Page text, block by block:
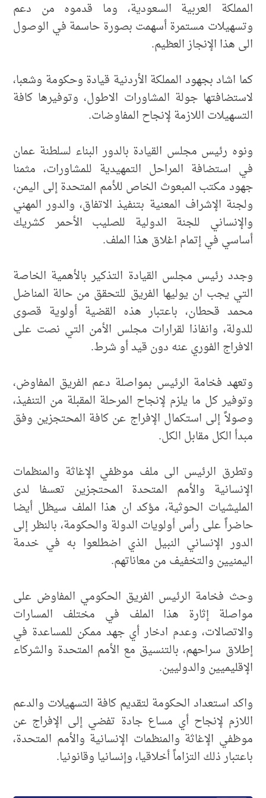
المملكة العربية السعودية، وما قدموه من دعم
وتسهيلات مستمرة أسهمت بصورة حاسمة في الوصول
الى هذا الإنجاز العظيم.
كما اشاد بجهود المملكة الأردنية قيادة وحكومة وشعبا،
لاستضافتها جولة المشاورات الاطول، وتوفيرها كافة
التسهيلات اللازمة لإنجاح المفاوضات.
ونوه رئيس مجلس القيادة بالدور البناء لسلطنة عمان
في استضافة المراحل التمهيدية للمشاورات، مثمنا
جهود مكتب المبعوث الخاص للأمم المتحدة إلى اليمن،
ولجنة الإشراف المعنية بتنفيذ الاتفاق، والدور المهني
والإنساني للجنة الدولية للصليب الأحمر كشريك
أساسي في إتمام اغلاق هذا الملف.
وجدد رئيس مجلس القيادة التذكير بالأهمية الخاصة
التي يجب ان يوليها الفريق للتحقق من حالة المناضل
محمد قحطان، باعتبار هذه القضية أولوية قصوى
للدولة، وانفاذا لقرارات مجلس الأمن التي نصت على
الافراج الفوري عنه دون قيد أو شرط.
وتعهد فخامة الرئيس بمواصلة دعم الفريق المفاوض،
وتوفير كل ما يلزم لإنجاح المرحلة المقبلة من التنفيذ،
وصولاً إلى استكمال الإفراج عن كافة المحتجزين وفق
مبدأ الكل مقابل الكل.
وتطرق الرئيس الى ملف موظفي الإغاثة والمنظمات
الإنسانية والأمم المتحدة المحتجزين تعسفا لدى
المليشيات الحوثية، مؤكد ان هذا الملف سيظل أيضا
حاضراً على رأس أولويات الدولة والحكومة، بالنظر إلى
الدور الإنساني النبيل الذي اضطلعوا به في خدمة
اليمنيين والتخفيف من معاناتهم.
وحث فخامة الرئيس الفريق الحكومي المفاوض على
مواصلة إثارة هذا الملف في مختلف المسارات
والاتصالات، وعدم ادخار أي جهد ممكن للمساعدة في
إطلاق سراحهم، بالتنسيق مع الأمم المتحدة والشركاء
الإقليميين والدوليين.
واكد استعداد الحكومة لتقديم كافة التسهيلات والدعم
اللازم لإنجاح أي مساع جادة تفضي إلى الإفراج عن
موظفي الإغاثة والمنظمات الإنسانية والأمم المتحدة،
باعتبار ذلك التزاماً أخلاقيا، وإنسانيا وقانونيا.